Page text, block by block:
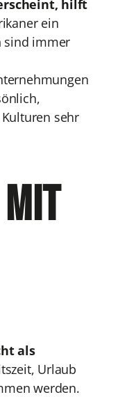
hilft
ein
sind immer
sehr
als
Urlaub
werden.